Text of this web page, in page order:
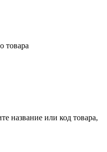
товара
название или код товара,